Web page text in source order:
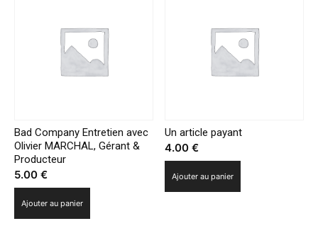
Bad Company Entretien avec
Olivier MARCHAL, Gérant &
Producteur
5.00 €
Ajouter au panier
Un article payant
4.00€
Ajouter au panier